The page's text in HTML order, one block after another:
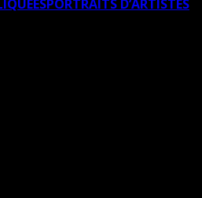
PORTRAITS D’ARTISTES